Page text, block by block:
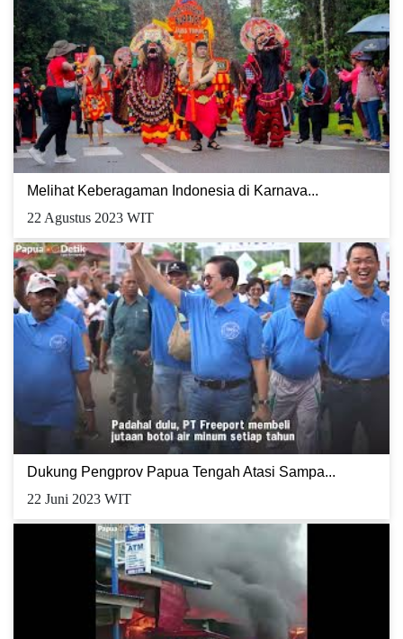
Melihat Keberagaman Indonesia di Karnava...
22 Agustus 2023 WIT
Dukung Pengprov Papua Tengah Atasi Sampa...
22 Juni 2023 WIT